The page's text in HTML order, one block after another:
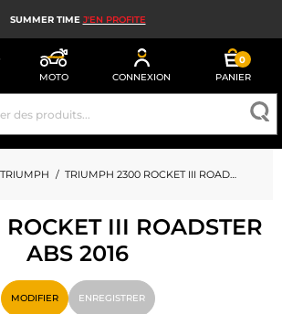
SUMMER TIME J'EN PROFITE
MOTO CONNEXION
0
PANIER
MOTO
MOTO HOMME
MOTO FEMME
ENDURO ET TRIAL
TECH MOTO
MOTO
TRIUMPH 2300 ROCKET III ROADSTER ABS
III ROADSTER
ABS 2016
MODIFIER ENREGISTRER